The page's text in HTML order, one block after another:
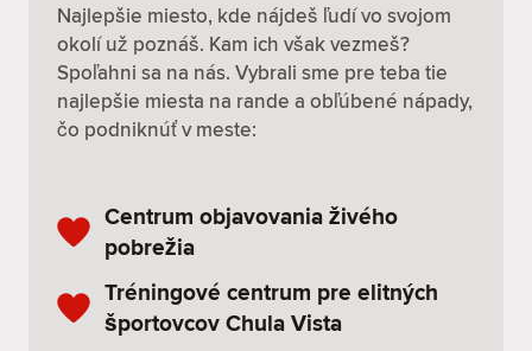
Najlepšie miesto, kde nájdeš ľudí vo svojom
okolí už poznáš. Kam ich však vezmeš?
Spoľahni sa na nás. Vybrali sme pre teba tie
najlepšie miesta na rande a obľúbené nápady,
čo podniknúť v meste:
Centrum objavovania živého
pobrežia
Tréningové centrum pre elitných
športovcov Chula Vista